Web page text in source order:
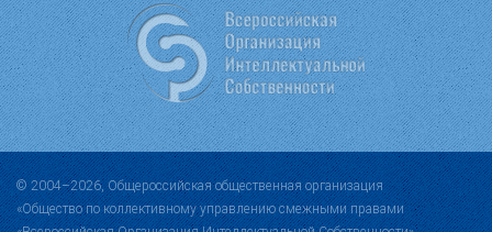
© 2004–2026, Общероссийская общественная организация
«Общество по коллективному управлению смежными правами